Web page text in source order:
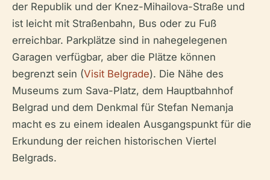
der Republik und der Knez-Mihailova-Straße und
ist leicht mit Straßenbahn, Bus oder zu Fuß
erreichbar. Parkplätze sind in nahegelegenen
Garagen verfügbar, aber die Plätze können
begrenzt sein (Visit Belgrade). Die Nähe des
Museums zum Sava-Platz, dem Hauptbahnhof
Belgrad und dem Denkmal für Stefan Nemanja
macht es zu einem idealen Ausgangspunkt für die
Erkundung der reichen historischen Viertel
Belgrads.